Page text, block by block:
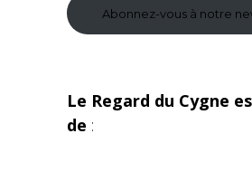
Abonnez-vous à notre
Le Regard du Cygne
de :